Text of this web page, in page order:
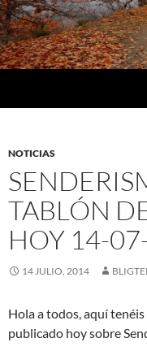
Saltar
al
contenido
NOTICIAS
TABLÓN
HOY 14-
14 JULIO, 2014
Hola a todos, aquí
publicado hoy sobre